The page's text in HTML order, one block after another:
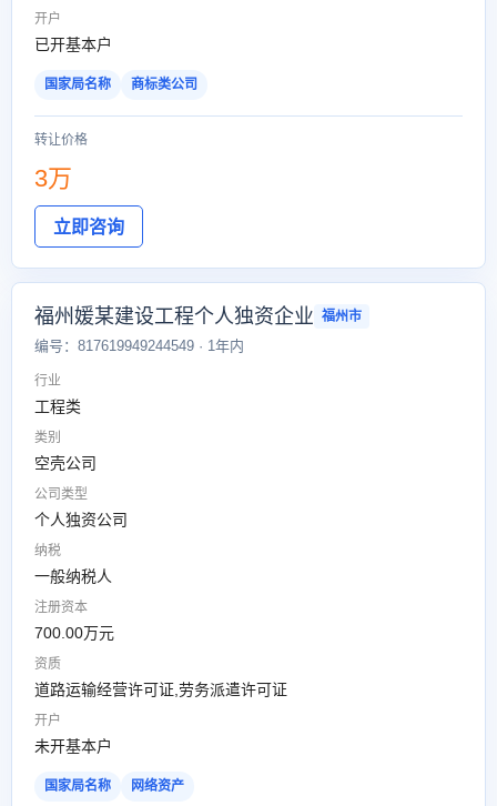
开户
已开基本户
国家局名称 商标类公司
转让价格
3万
立即咨询
福州媛某建设工程个人独资企业 福州市
编号：817619949244549 · 1年内
行业
工程类
类别
空壳公司
公司类型
个人独资公司
纳税
一般纳税人
注册资本
700.00万元
资质
道路运输经营许可证,劳务派遣许可证
开户
未开基本户
国家局名称 网络资产